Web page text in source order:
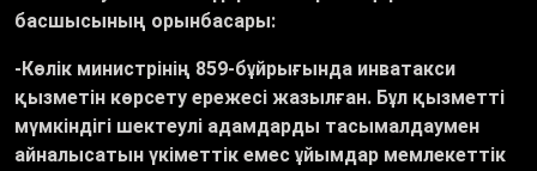
басшысының орынбасары:
-Көлік министрінің 859-бұйрығында инватакси
қызметін көрсету ережесі жазылған. Бұл қызметті
мүмкіндігі шектеулі адамдарды тасымалдаумен
айналысатын үкіметтік емес ұйымдар мемлекеттік